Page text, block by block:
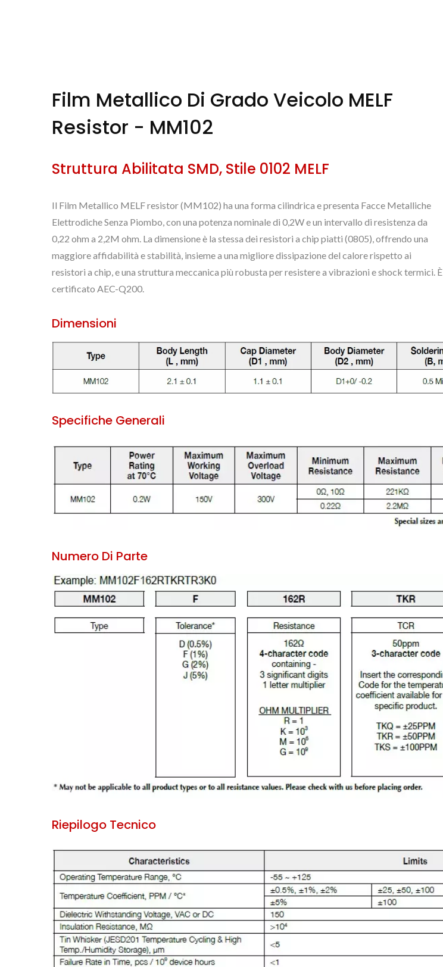
Film Metallico Di Grado Veicolo MELF
Resistor - MM102
Struttura Abilitata SMD, Stile 0102 MELF
Il Film Metallico MELF resistor (MM102) ha una forma cilindrica e presenta Facce Metalliche
Elettrodiche Senza Piombo, con una potenza nominale di 0,2W e un intervallo di resistenza da
0,22 ohm a 2,2M ohm. La dimensione è la stessa dei resistori a chip piatti (0805), offrendo una
maggiore affidabilità e stabilità, insieme a una migliore dissipazione del calore rispetto ai
resistori a chip, e una struttura meccanica più robusta per resistere a vibrazioni e shock termici. È
certificato AEC-Q200.
Dimensioni
Specifiche Generali
Numero Di Parte
Riepilogo Tecnico